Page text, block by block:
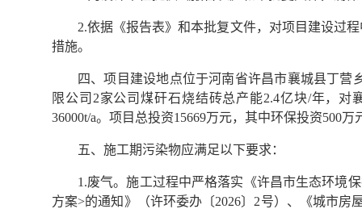
2.依据《报告表》和本批复文件，对项目建设过
措施。
四、项目建设地点位于河南省许昌市襄城县丁
限公司2家公司煤矸石烧结砖总产能2.4亿块/年，
36000t/a。项目总投资15669万元，其中环保投资500万
五、施工期污染物应满足以下要求：
1.废气。施工过程中严格落实《许昌市生态环境
方案>的通知》（许环委办〔2026〕2号）、《城市房